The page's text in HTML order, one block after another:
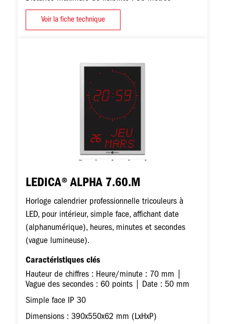
Voir la fiche technique
LEDICA® ALPHA 7.60.M
Horloge calendrier professionnelle tricouleurs à
LED, pour intérieur, simple face, affichant date
(alphanumérique), heures, minutes et secondes
(vague lumineuse).
Caractéristiques clés
Hauteur de chiffres : Heure/minute : 70 mm |
Vague des secondes : 60 points | Date : 50 mm
Simple face IP 30
Dimensions : 390x550x62 mm (LxHxP)